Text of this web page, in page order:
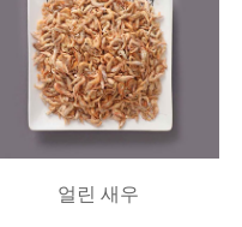
얼린 새우